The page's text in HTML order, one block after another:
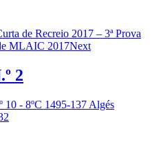
de Recreio 2017 – 3ª Prova
MLAIC 2017Next
2
10 - 8ºC 1495-137 Algés